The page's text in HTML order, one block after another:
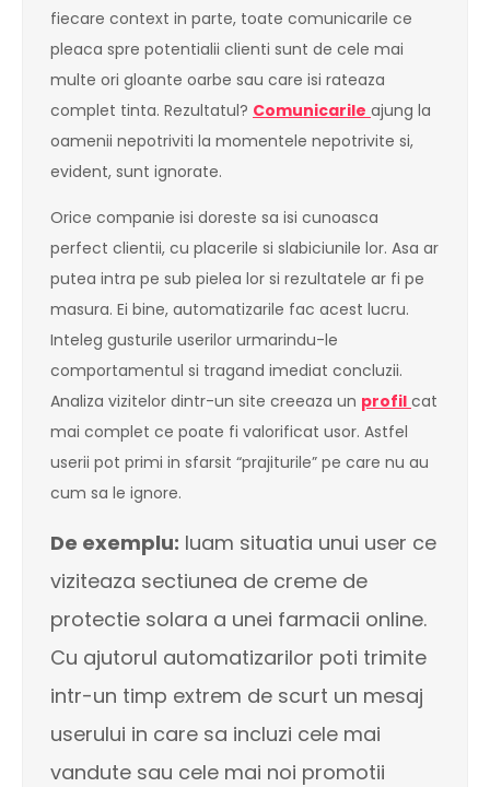
fiecare context in parte, toate comunicarile ce
pleaca spre potentialii clienti sunt de cele mai
multe ori gloante oarbe sau care isi rateaza
complet tinta. Rezultatul? Comunicarile ajung la
oamenii nepotriviti la momentele nepotrivite si,
evident, sunt ignorate.
Orice companie isi doreste sa isi cunoasca
perfect clientii, cu placerile si slabiciunile lor. Asa ar
putea intra pe sub pielea lor si rezultatele ar fi pe
masura. Ei bine, automatizarile fac acest lucru.
Inteleg gusturile userilor urmarindu-le
comportamentul si tragand imediat concluzii.
Analiza vizitelor dintr-un site creeaza un profil cat
mai complet ce poate fi valorificat usor. Astfel
userii pot primi in sfarsit “prajiturile” pe care nu au
cum sa le ignore.
De exemplu: luam situatia unui user ce
viziteaza sectiunea de creme de
protectie solara a unei farmacii online.
Cu ajutorul automatizarilor poti trimite
intr-un timp extrem de scurt un mesaj
userului in care sa incluzi cele mai
vandute sau cele mai noi promotii